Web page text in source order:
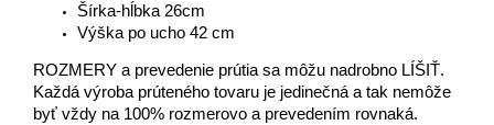
Šírka-hĺbka 26cm
Výška po ucho 42 cm
ROZMERY a prevedenie prútia sa môžu nadrobno LÍŠIŤ.
Každá výroba prúteného tovaru je jedinečná a tak nemôže
byť vždy na 100% rozmerovo a prevedením rovnaká.